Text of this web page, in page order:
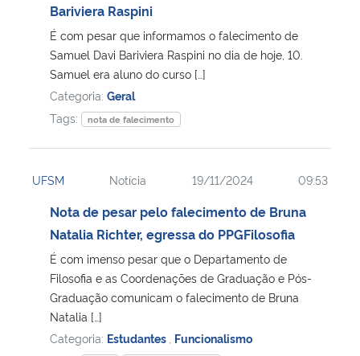
Controladoria-Geral da União
Ministério da Mulher, da Família e dos Direitos Humanos
Secretaria-Geral
Gabinete de Segurança Institucional
Advocacia-Geral da União
Banco Central do Brasil
Bariviera Raspini
É com pesar que informamos o falecimento de
Samuel Davi Bariviera Raspini no dia de hoje, 10.
Samuel era aluno do curso […]
Categoria: Geral
Tags:
nota de falecimento
UFSM Notícia 19/11/2024 09:53
Nota de pesar pelo falecimento de Bruna
Natalia Richter, egressa do PPGFilosofia
É com imenso pesar que o Departamento de
Filosofia e as Coordenações de Graduação e Pós-
Graduação comunicam o falecimento de Bruna
Natalia […]
Categoria: Estudantes Funcionalismo